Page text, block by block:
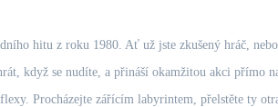
hitu z roku 1980. Ať už jste zkušený hráč,
když se nudíte, a přináší okamžitou akci přímo
Procházejte zářícím labyrintem, přelstěte ty